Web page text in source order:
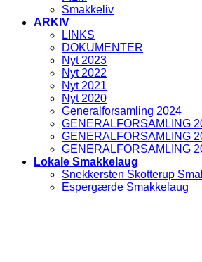
Smakkeliv
ARKIV
LINKS
DOKUMENTER
Nyt 2023
Nyt 2022
Nyt 2021
Nyt 2020
Generalforsamling 2024
GENERALFORSAMLING
GENERALFORSAMLING
GENERALFORSAMLING
Lokale Smakkelaug
Snekkersten Skotterup
Espergærde Smakkelaug